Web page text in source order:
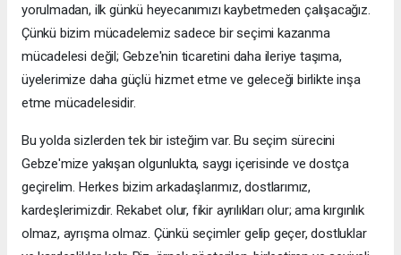
yorulmadan, ilk günkü heyecanımızı kaybetmeden çalışacağız.
Çünkü bizim mücadelemiz sadece bir seçimi kazanma
mücadelesi değil; Gebze'nin ticaretini daha ileriye taşıma,
üyelerimize daha güçlü hizmet etme ve geleceği birlikte inşa
etme mücadelesidir.
Bu yolda sizlerden tek bir isteğim var. Bu seçim sürecini
Gebze'mize yakışan olgunlukta, saygı içerisinde ve dostça
geçirelim. Herkes bizim arkadaşlarımız, dostlarımız,
kardeşlerimizdir. Rekabet olur, fikir ayrılıkları olur; ama kırgınlık
olmaz, ayrışma olmaz. Çünkü seçimler gelip geçer, dostluklar